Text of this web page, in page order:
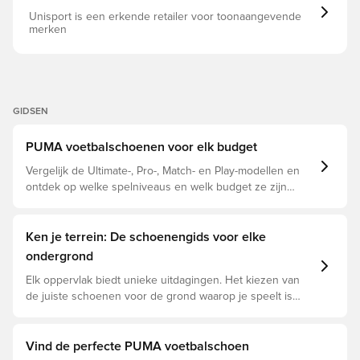
Unisport is een erkende retailer voor toonaangevende
merken
GIDSEN
PUMA voetbalschoenen voor elk budget
Vergelijk de Ultimate-, Pro-, Match- en Play-modellen en
ontdek op welke spelniveaus en welk budget ze zijn
Ken je terrein: De schoenengids voor elke
ondergrond
Elk oppervlak biedt unieke uitdagingen. Het kiezen van
de juiste schoenen voor de grond waarop je speelt is
schoen. Lees verder om te zien welke schoenen de
Vind de perfecte PUMA voetbalschoen